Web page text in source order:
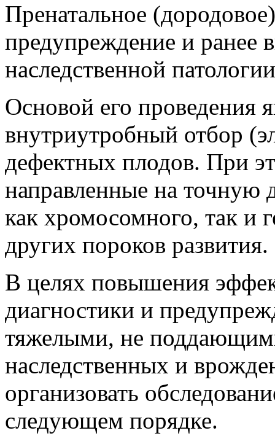
Пренатальное
предупреждение и ранее
наследственной
Основой его проведения
внутриутробный отбор
дефектных плодов. При
направленные на точную
как хромосомного, так и
других пороков развития.
В целях повышения
диагностики и
тяжелыми, не
наследственных и
организовать
следующем порядке.